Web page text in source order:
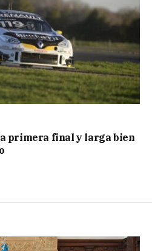
primera final y larga bien